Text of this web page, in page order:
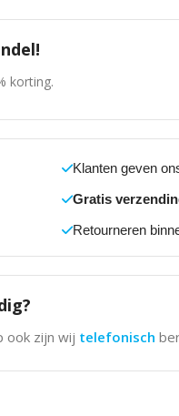
korting.
Klanten geven
Gratis
Retourneren
ook zijn wij telefonisch